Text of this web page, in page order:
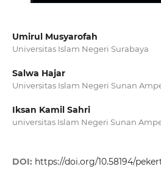
Umirul Musyarofah
Universitas Islam Negeri Surabaya
Salwa Hajar
Universitas Islam Negeri Sunan
Iksan Kamil Sahri
universitas Islam Negeri Sunan
DOI: https://doi.org/10.58194/